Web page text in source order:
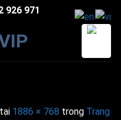
926 971
tại 1886 × 768 trong Trang